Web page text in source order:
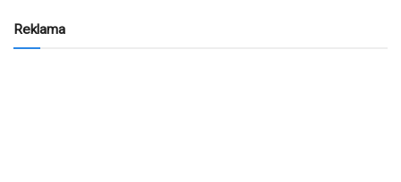
Reklama